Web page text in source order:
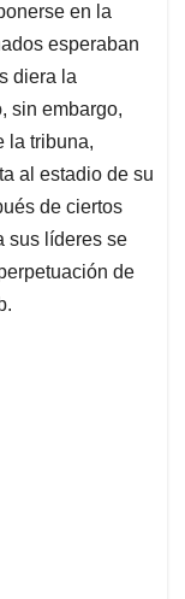
en la
esperaban
diera la
sin embargo,
la tribuna,
al estadio de su
de ciertos
sus líderes se
de